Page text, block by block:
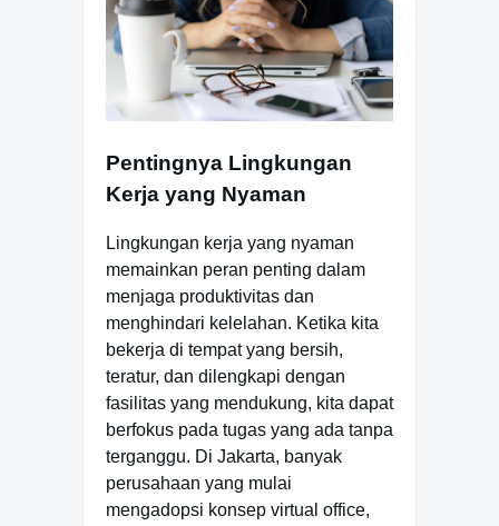
Pentingnya Lingkungan
Kerja yang Nyaman
Lingkungan kerja yang nyaman
memainkan peran penting dalam
menjaga produktivitas dan
menghindari kelelahan. Ketika kita
bekerja di tempat yang bersih,
teratur, dan dilengkapi dengan
fasilitas yang mendukung, kita dapat
berfokus pada tugas yang ada tanpa
terganggu. Di Jakarta, banyak
perusahaan yang mulai
mengadopsi konsep virtual office,